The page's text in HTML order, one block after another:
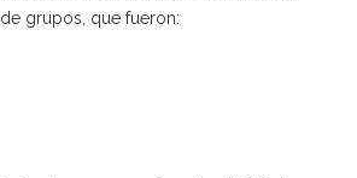
grupos, que fueron: